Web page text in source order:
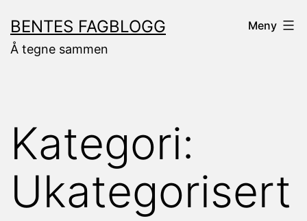
til
innhold
BENTES FAGBLOGG
Å tegne sammen
Meny
Kategori:
Ukategorisert